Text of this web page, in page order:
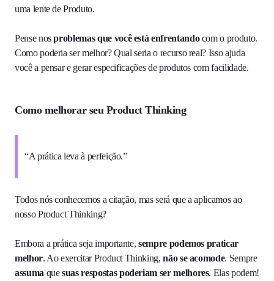
uma lente de Produto.
Pense nosproblemas que você está enfrentandocom o produto.
Como poderia ser melhor? Qual seria o recurso real? Isso ajuda
você a pensar e gerar especificações de produtos com facilidade.
Como melhorar seu Product Thinking
“A prática leva à perfeição.”
Todos nós conhecemos a citação, mas será que a aplicamos ao
nosso Product Thinking?
Embora a prática seja importante,sempre podemos praticar
melhor. Ao exercitar Product Thinking,não se acomode. Sempre
assuma quesuas respostas poderiam ser melhores. Elas podem!